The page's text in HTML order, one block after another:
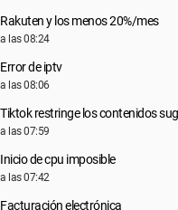
Rakuten y los menos 20%/mes
a las 08:24
Error de iptv
a las 08:06
Tiktok restringe los contenidos
a las 07:59
Inicio de cpu imposible
a las 07:42
Facturación electrónica